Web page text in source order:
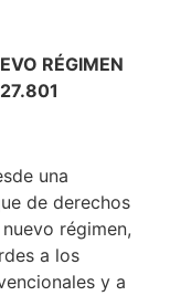
RÉGIMEN
una
de derechos
régimen,
a los
y a